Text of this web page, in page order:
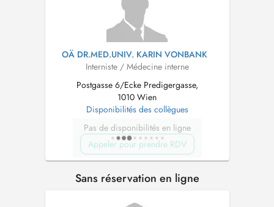
OÄ DR.MED.UNIV. KARIN VONBANK
Interniste / Médecine interne
Postgasse 6/Ecke Predigergasse,
1010 Wien
Disponibilités des collègues
Pas de disponibilités en ligne
Appeler pour prendre RDV
Sans réservation en ligne